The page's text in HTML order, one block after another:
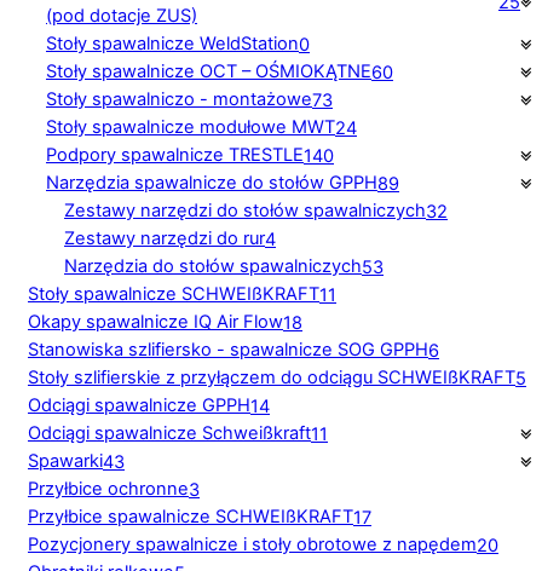
(pod dotacje ZUS)
Stoły spawalnicze WeldStation0
Stoły spawalnicze OCT – OŚMIOKĄTNE60
Stoły spawalniczo - montażowe73
Stoły spawalnicze modułowe MWT24
Podpory spawalnicze TRESTLE140
Narzędzia spawalnicze do stołów GPPH89
Zestawy narzędzi do stołów spawalniczych32
Zestawy narzędzi do rur4
Narzędzia do stołów spawalniczych53
Stoły spawalnicze SCHWEIßKRAFT11
Okapy spawalnicze IQ Air Flow18
Stanowiska szlifiersko - spawalnicze SOG GPPH6
Stoły szlifierskie z przyłączem do odciągu SCHWEIßKRAFT5
Odciągi spawalnicze GPPH14
Odciągi spawalnicze Schweißkraft11
Spawarki43
Przyłbice ochronne3
Przyłbice spawalnicze SCHWEIßKRAFT17
Pozycjonery spawalnicze i stoły obrotowe z napędem20